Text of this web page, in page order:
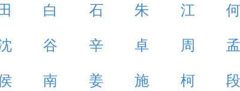
田 白 石 朱 江 何
谷 辛 卓 周 孟
南 姜 施 柯 段